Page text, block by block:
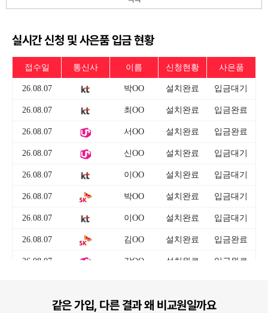
실시간 신청 및 사은품 입금 현황
같은 가입, 다른 결과 왜 비교원일까요